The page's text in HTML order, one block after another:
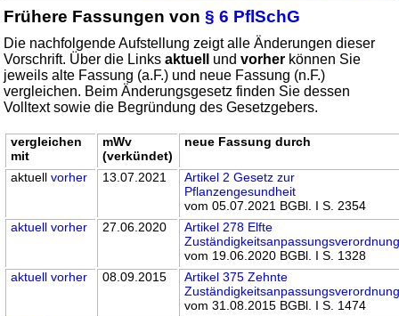
Frühere Fassungen von§ 6 PflSchG
Die nachfolgende Aufstellung zeigt alle Änderungen dieser
Vorschrift. Über die Linksaktuell undvorher können Sie
jeweils alte Fassung (a.F.) und neue Fassung (n.F.)
vergleichen. Beim Änderungsgesetz finden Sie dessen
Volltext sowie die Begründung des Gesetzgebers.
vergleichen
mit
mWv
(verkündet)
neue Fassung durch
aktuellvorher 13.07.2021
Artikel 2 Gesetz zur
Pflanzengesundheit
vom 05.07.2021 BGBl. I S. 2354
aktuell vorher 27.06.2020
Artikel 278 Elfte
vom 19.06.2020 BGBl. I S. 1328
aktuell vorher 08.09.2015
Artikel 375 Zehnte
vom 31.08.2015 BGBl. I S. 1474